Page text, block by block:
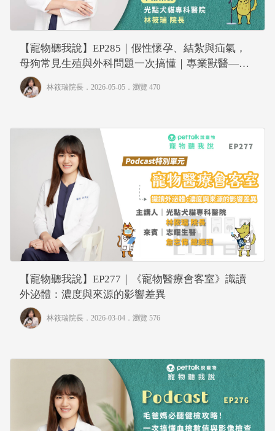
【寵物聽我說】EP285｜假性懷孕、結紮與疝氣，
母狗常見生殖與外科問題一次搞懂｜專業獸醫—林
筱瑞
林筱瑞院長 ．2026-05-05． 瀏覽 470
【寵物聽我說】EP277｜《寵物醫療會客室》識讀
外泌體：濃度與來源的影響差異
林筱瑞院長 ．2026-03-04． 瀏覽 576